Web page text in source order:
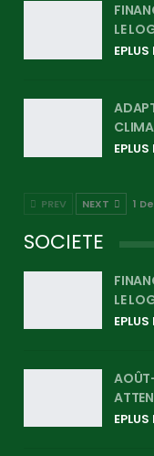
LE
PREV NEXT 1
SOCIETE
LE